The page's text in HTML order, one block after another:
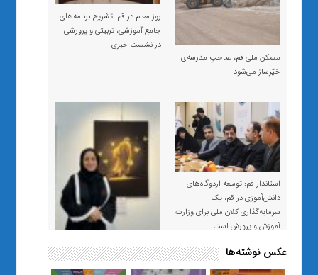
مسکن ملی قم، صاحبِ مدرسه‌ی
خیّرساز می‌شود
روز معلم در قم: تشریح برنامه‌های
جامع آموزشی، تربیتی و پرورشی
در نشست خبری
استاندار قم: توسعه اردوگاه‌های
دانش‌آموزی در قم، یک
سرمایه‌گذاری کلان ملی برای وزارت
آموزش و پرورش است
«صبر و اعتماد؛ روایت معلمی که
نسل Z را از بی‌هدفی به خودباوری
عکس نوشته‌ها